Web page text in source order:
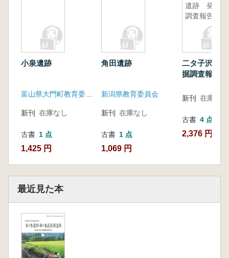
小泉遺跡
富山県大門町教育委員会
新刊 在庫なし
古書 1 点
1,425 円
角田遺跡
新潟県教育委員会
新刊 在庫なし
古書 1 点
1,069 円
遺跡 発掘
調査報告書
二タ子沢A
掘調査報告書
新刊 在庫なし
古書 4 点
2,376 円~
最近見た本